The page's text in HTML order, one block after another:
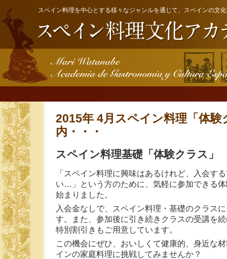
スペイン料理を中心とする様々なジャンルを通じて、スペインの文
2015年 4月スペイン料理「体
内・・・
スペイン料理基礎「体験クラス
「スペイン料理に興味はあるけれど、入会す
い…」という方のために、気軽に参加できる
始まりました。
入会金なしで、スペイン料理・基礎のクラス
す。また、参加後に引き続きクラスの受講を
特別割引きもご用意しています。
この機会にぜひ、おいしくて健康的、身近な
インの家庭料理に挑戦してみませんか？